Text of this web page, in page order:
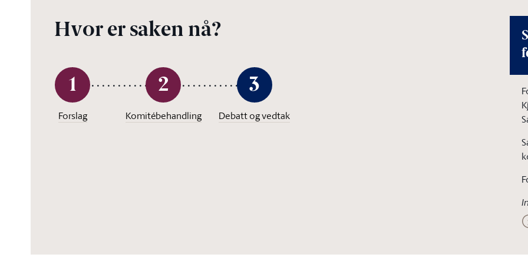
Hvor er saken nå?
1
Forslag
2
Komitébehandling
3
Debatt og vedtak